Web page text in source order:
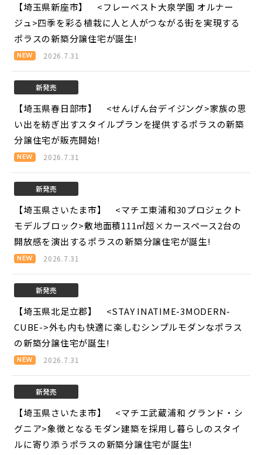
【埼玉県新座市】 <フレーベスト大泉学園 オルナー
ジュ>四季を彩る植栽に人と人がつながる街を実現する
ポラスの新築分譲住宅が誕生!
2026.7.31
新発売
【埼玉県春日部市】 <せんげん台デイジング>家族の思
い出を紡ぎ出すスタイルプランを提供するポラスの新築
分譲住宅が販売開始!
2026.7.31
新発売
【埼玉県さいたま市】 <マチエ東浦和30プロジェクト
モデルブロック>敷地面積111㎡超×カースペース2台の
開放感を演出するポラスの新築分譲住宅が誕生!
2026.7.31
新発売
【埼玉県北足立郡】 <STAY INATIME-3MODERN-
CUBE->外も内も快適に楽しむシンプルモダンなポラス
の新築分譲住宅が誕生!
2026.7.31
新発売
【埼玉県さいたま市】 <マチエ武蔵浦和 グランド・シ
グニア>象徴となるモダン建築を採用し暮らしのスタイ
ルに寄り添うポラスの新築分譲住宅が誕生!